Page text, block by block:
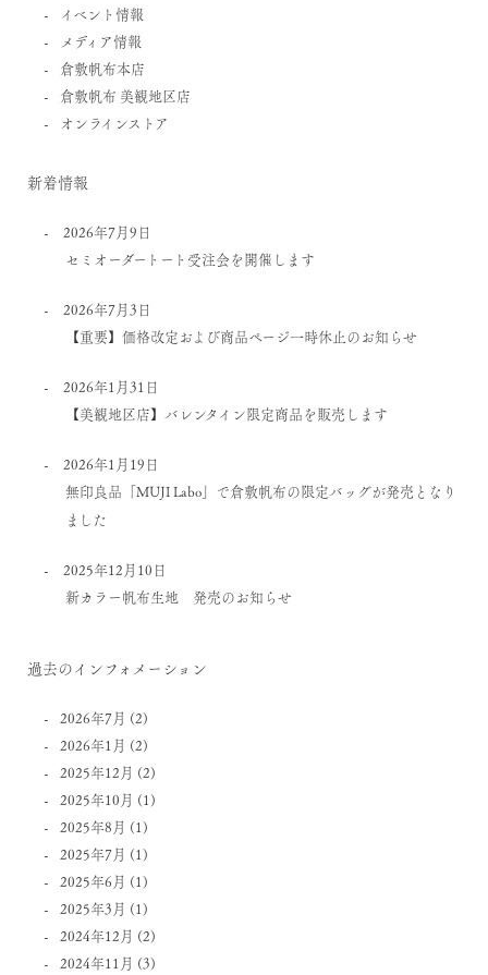
イベント情報
メディア情報
倉敷帆布本店
倉敷帆布 美観地区店
オンラインストア
新着情報
2026年7月9日
セミオーダートート受注会を開催します
2026年7月3日
【重要】価格改定および商品ページ一時休止のお知らせ
2026年1月31日
【美観地区店】バレンタイン限定商品を販売します
2026年1月19日
無印良品「MUJI Labo」で倉敷帆布の限定バッグが発売となり
ました
2025年12月10日
新カラー帆布生地 発売のお知らせ
過去のインフォメーション
2026年7月 (2)
2026年1月 (2)
2025年12月 (2)
2025年10月 (1)
2025年8月 (1)
2025年7月 (1)
2025年6月 (1)
2025年3月 (1)
2024年12月 (2)
2024年11月 (3)